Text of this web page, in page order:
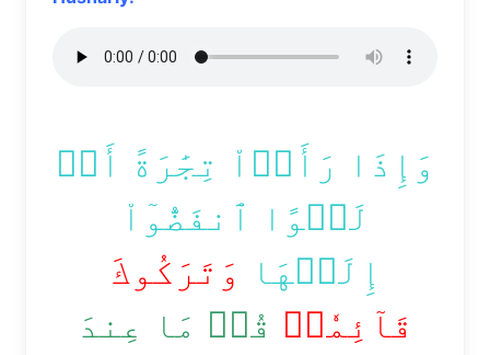
وَإِذَا رَأَوۡاْ تِجَٰرَةً أَوۡ
لَهۡوًا ٱنفَضُّوٓاْ
إِلَيۡهَا وَتَرَكُوكَ
قَآئِمٗاۚ قُلۡ مَا عِندَ